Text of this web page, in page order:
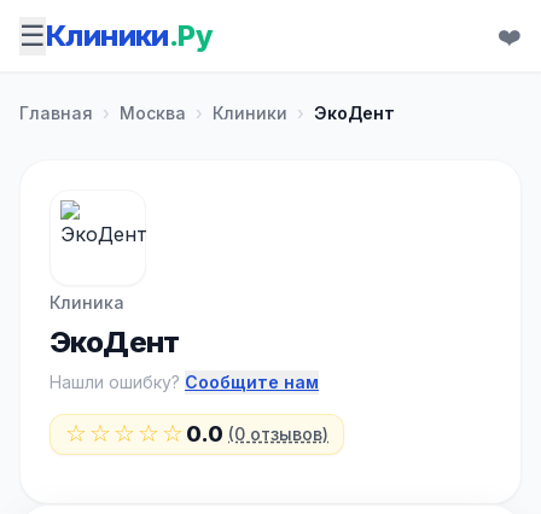
☰Клиники.Ру ❤️
Главная › Москва › Клиники › ЭкоДент
Клиника
ЭкоДент
Нашли ошибку? Сообщите нам
☆☆☆☆☆0.0 (0 отзывов)